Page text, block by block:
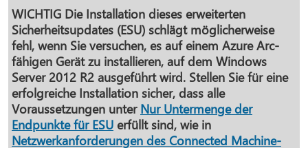
WICHTIG Die Installation dieses erweiterten
Sicherheitsupdates (ESU) schlägt möglicherweise
fehl, wenn Sie versuchen, es auf einem Azure Arc-
fähigen Gerät zu installieren, auf dem Windows
Server 2012 R2 ausgeführt wird. Stellen Sie für eine
erfolgreiche Installation sicher, dass alle
Voraussetzungen unter Nur Untermenge der
Endpunkte für ESU erfüllt sind, wie in
Netzwerkanforderungen des Connected Machine-